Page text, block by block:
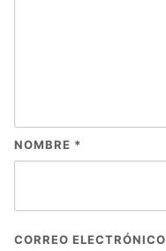
NOMBRE *
CORREO ELECTRÓNICO